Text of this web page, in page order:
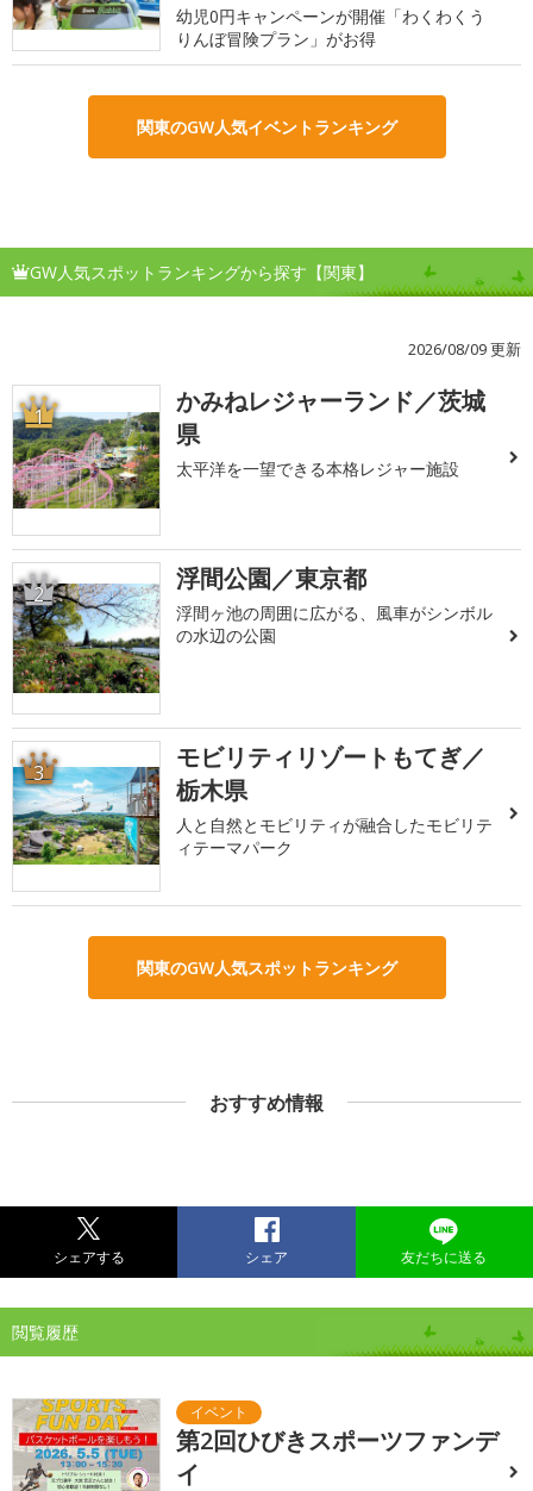
幼児0円キャンペーンが開催「わくわくう
りんぼ冒険プラン」がお得
関東のGW人気イベントランキング
GW人気スポットランキングから探す【関東】
2026/08/09 更新
1
かみねレジャーランド／茨城
県
太平洋を一望できる本格レジャー施設
2 浮間公園／東京都
浮間ヶ池の周囲に広がる、風車がシンボル
の水辺の公園
3
モビリティリゾートもてぎ／
栃木県
人と自然とモビリティが融合したモビリテ
ィテーマパーク
関東のGW人気スポットランキング
おすすめ情報
シェアする シェア 友だちに送る
閲覧履歴
第2回ひびきスポーツファンデ
イ